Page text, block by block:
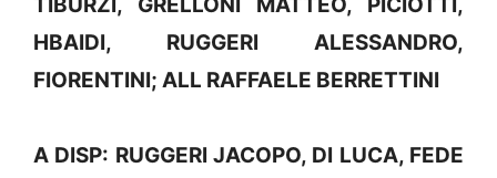
HBAIDI, RUGGERI ALESSANDRO,
FIORENTINI; ALL RAFFAELE BERRETTINI
A DISP: RUGGERI JACOPO, DI LUCA, FEDE